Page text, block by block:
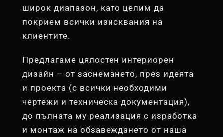
широк диапазон, като целим да
покрием всички изисквания на
клиентите.
Предлагаме цялостен интериорен
дизайн – от заснемането, през идеята
и проекта (с всички необходими
чертежи и техническа документация),
до пълната му реализация с изработка
и монтаж на обзавеждането от наша